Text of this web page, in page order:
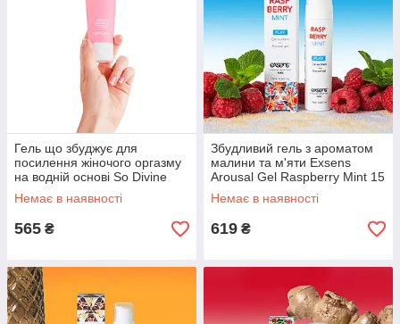
Гель що збуджує для
посилення жіночого оргазму
на водній основі So Divine
Orgasm Gel 100 мл Talla
Немає в наявності
565 ₴
Збудливий гель з ароматом
малини та м'яти Exsens
Arousal Gel Raspberry Mint 15
мл Talla
Немає в наявності
619 ₴